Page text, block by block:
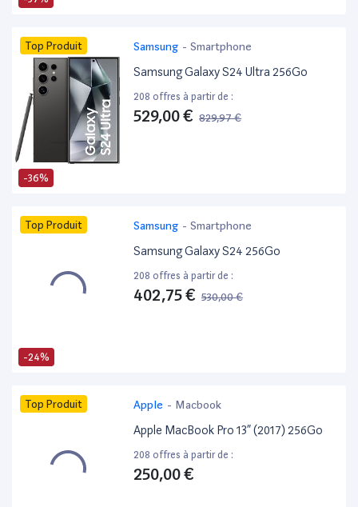
-36%
Top Produit Samsung - Smartphone
Samsung Galaxy S24 Ultra 256Go
208 offres à partir de :
529,00 € 829,97 €
-24%
Top Produit Samsung - Smartphone
Samsung Galaxy S24 256Go
208 offres à partir de :
402,75 € 530,00 €
Top Produit Apple - Macbook
Apple MacBook Pro 13” (2017) 256Go
208 offres à partir de :
250,00 €